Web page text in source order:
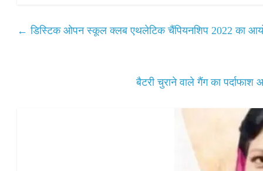
A ok r
← डिस्टिक ओपन स्कूल क्लब एथलेटिक चैंपियनशिप 2022 का
बैटरी चुराने वाले गैंग का